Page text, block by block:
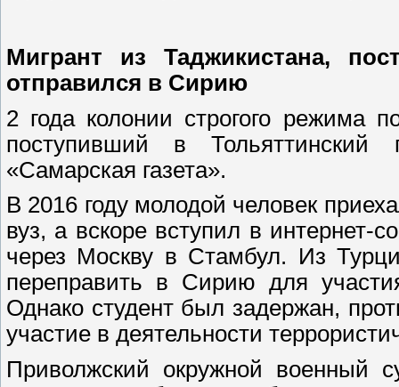
Мигрант из Таджикистана,
отправился в Сирию
2 года колонии строгого режима
поступивший в Тольяттинский
«Самарская газета».
В 2016 году молодой человек
вуз, а вскоре вступил в интернет-
через Москву в Стамбул. Из
переправить в Сирию для
Однако студент был задержан,
участие в деятельности
Приволжский окружной военный